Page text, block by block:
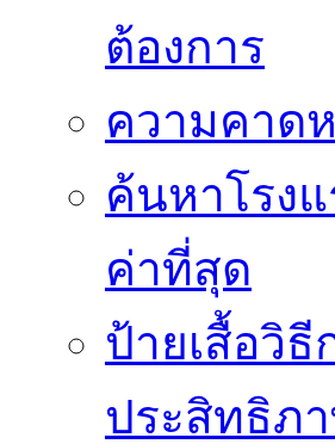
ต้องการ
ความคาดห
ค้นหาโรง
ค่าที่สุด
ป้ายเสื้อวิ
ประสิทธิภ